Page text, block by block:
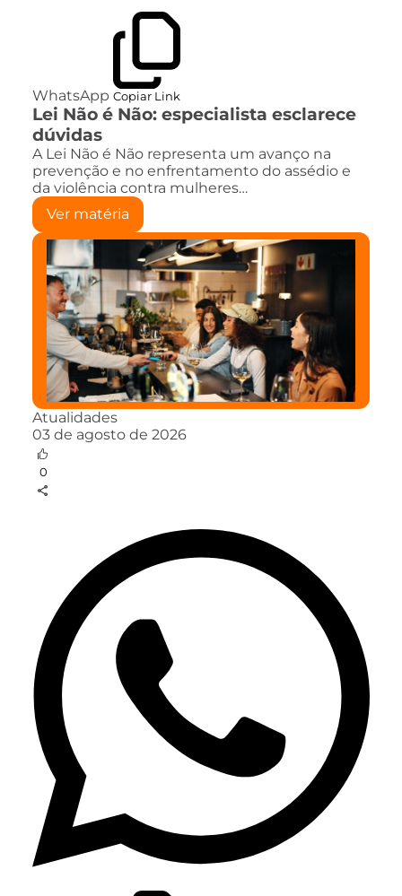
WhatsApp Copiar Link
Lei Não é Não: especialista esclarece
dúvidas
A Lei Não é Não representa um avanço na
prevenção e no enfrentamento do assédio e
da violência contra mulheres…
Ver matéria
Atualidades
03 de agosto de 2026
0